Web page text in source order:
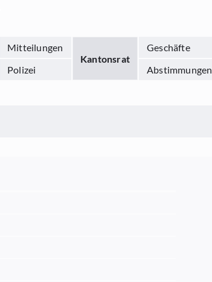
Mitteilungen
Kantonsrat
Geschäfte
Polizei Abstimmungen